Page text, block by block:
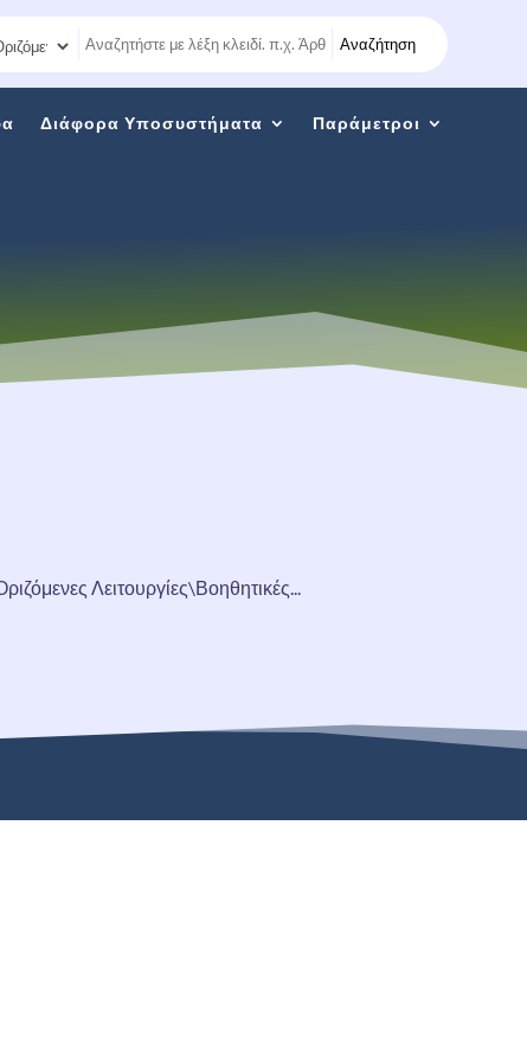
Αναζήτηση
Διάφορα Υποσυστήματα
Παράμετροι
Λειτουργίες\Βοηθητικές...